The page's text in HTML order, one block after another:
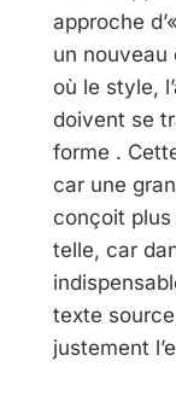
approche
un nouveau
où le style,
doivent se
forme .
car une
conçoit
telle, car
texte
justement